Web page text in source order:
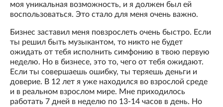
моя уникальная возможность, и я должен был ей
воспользоваться. Это стало для меня очень важно.
Бизнес заставил меня повзрослеть очень быстро. Если
ты решил быть музыкантом, то никто не будет
ожидать от тебя исполнить симфонию в твою первую
неделю. Но в бизнесе, это то, чего от тебя ожидают.
Если ты совершаешь ошибку, ты теряешь деньги и
доверие. В 12 лет я уже находился во взрослой среде
и в реальном взрослом мире. Мне приходилось
работать 7 дней в неделю по 13-14 часов в день. Но